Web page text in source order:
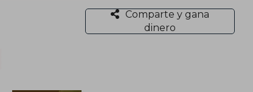
Comparte y gana
dinero